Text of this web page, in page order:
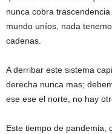
nunca cobra
mundo uníos, nada
cadenas.
A derribar este sistema
derecha nunca mas;
ese ese el norte, no hay
Este tiempo de pandemia,